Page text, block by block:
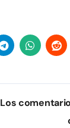
Los